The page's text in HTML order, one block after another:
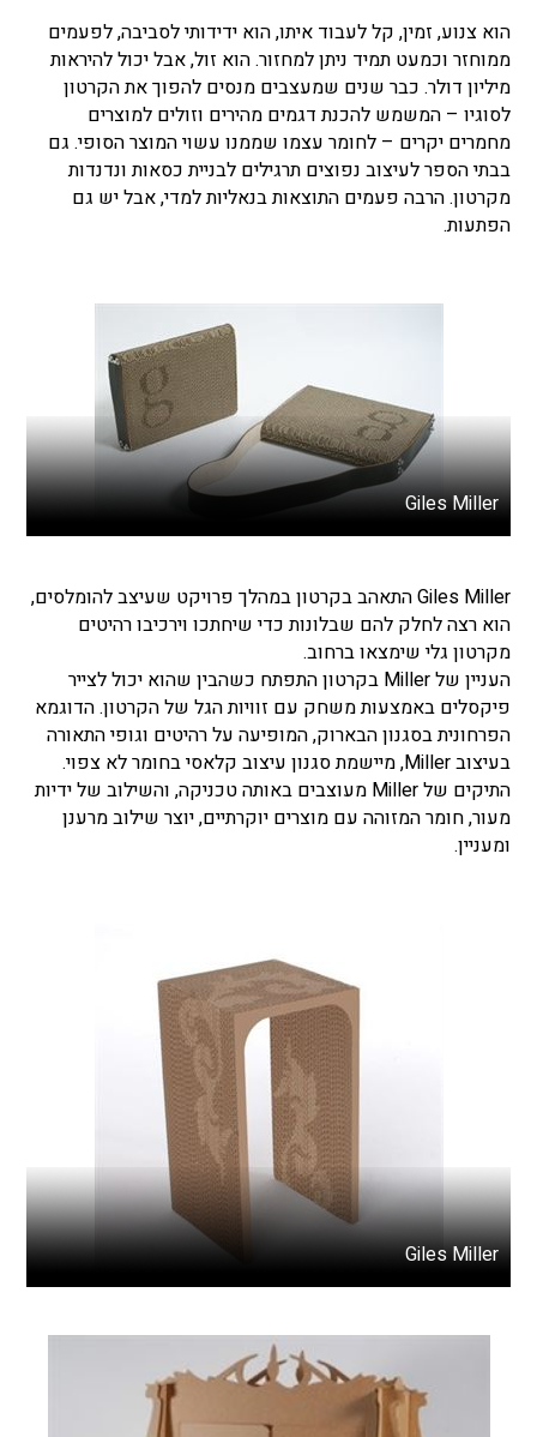
הוא צנוע, זמין, קל לעבוד איתו, הוא ידידותי לסביבה, לפעמים
ממוחזר וכמעט תמיד ניתן למחזור. הוא זול, אבל יכול להיראות
מיליון דולר. כבר שנים שמעצבים מנסים להפוך את הקרטון
לסוגיו – המשמש להכנת דגמים מהירים וזולים למוצרים
מחמרים יקרים – לחומר עצמו שממנו עשוי המוצר הסופי. גם
בבתי הספר לעיצוב נפוצים תרגילים לבניית כסאות ונדנדות
מקרטון. הרבה פעמים התוצאות בנאליות למדי, אבל יש גם
הפתעות.
Giles Miller
Giles Miller התאהב בקרטון במהלך פרויקט שעיצב להומלסים,
הוא רצה לחלק להם שבלונות כדי שיחתכו וירכיבו רהיטים
מקרטון גלי שימצאו ברחוב.
העניין של Miller בקרטון התפתח כשהבין שהוא יכול לצייר
פיקסלים באמצעות משחק עם זוויות הגל של הקרטון. הדוגמא
הפרחונית בסגנון הבארוק, המופיעה על רהיטים וגופי התאורה
בעיצוב Miller, מיישמת סגנון עיצוב קלאסי בחומר לא צפוי.
התיקים של Miller מעוצבים באותה טכניקה, והשילוב של ידיות
מעור, חומר המזוהה עם מוצרים יוקרתיים, יוצר שילוב מרענן
ומעניין.
Giles Miller